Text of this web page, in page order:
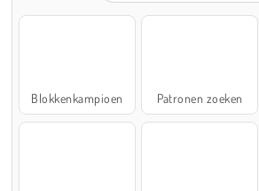
Blokkenkampioen Patronen zoeken